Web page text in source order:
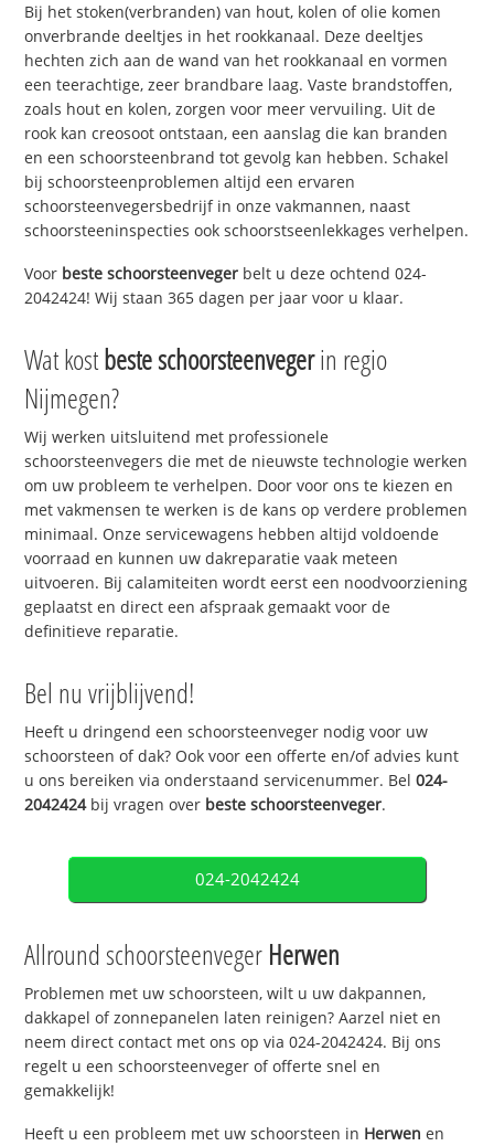
Bij het stoken(verbranden) van hout, kolen of olie komen
onverbrande deeltjes in het rookkanaal. Deze deeltjes
hechten zich aan de wand van het rookkanaal en vormen
een teerachtige, zeer brandbare laag. Vaste brandstoffen,
zoals hout en kolen, zorgen voor meer vervuiling. Uit de
rook kan creosoot ontstaan, een aanslag die kan branden
en een schoorsteenbrand tot gevolg kan hebben. Schakel
bij schoorsteenproblemen altijd een ervaren
schoorsteenvegersbedrijf in onze vakmannen, naast
schoorsteeninspecties ook schoorstseenlekkages verhelpen.
Voor beste schoorsteenveger belt u deze ochtend 024-
2042424! Wij staan 365 dagen per jaar voor u klaar.
Wat kostbeste schoorsteenvegerin regio
Nijmegen?
Wij werken uitsluitend met professionele
schoorsteenvegers die met de nieuwste technologie werken
om uw probleem te verhelpen. Door voor ons te kiezen en
met vakmensen te werken is de kans op verdere problemen
minimaal. Onze servicewagens hebben altijd voldoende
voorraad en kunnen uw dakreparatie vaak meteen
uitvoeren. Bij calamiteiten wordt eerst een noodvoorziening
geplaatst en direct een afspraak gemaakt voor de
definitieve reparatie.
Bel nu vrijblijvend!
Heeft u dringend een schoorsteenveger nodig voor uw
schoorsteen of dak? Ook voor een offerte en/of advies kunt
u ons bereiken via onderstaand servicenummer. Bel024-
2042424bij vragen over beste schoorsteenveger.
024-2042424
Allround schoorsteenveger Herwen
Problemen met uw schoorsteen, wilt u uw dakpannen,
dakkapel of zonnepanelen laten reinigen? Aarzel niet en
neem direct contact met ons op via 024-2042424. Bij ons
regelt u een schoorsteenveger of offerte snel en
gemakkelijk!
Heeft u een probleem met uw schoorsteen in Herwen en